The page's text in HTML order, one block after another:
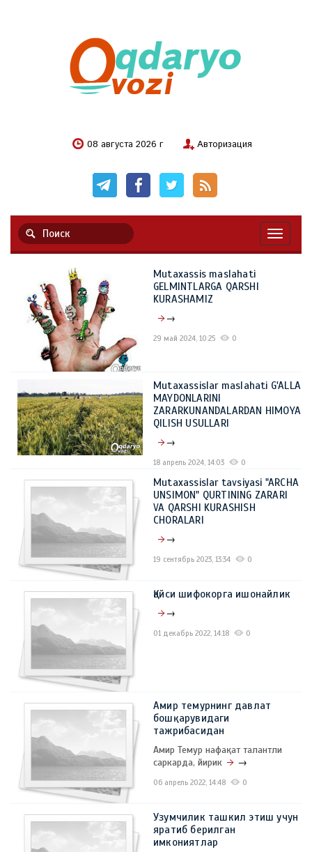
08 августа 2026 г Авторизация
Mutaxassis maslahati
GELMINTLARGA QARSHI
KURASHAMIZ
→
29 май 2024, 10:25 0
Mutaxassislar maslahati G'ALLA
MAYDONLARINI
ZARARKUNANDALARDAN HIMOYA
QILISH USULLARI
→
18 апрель 2024, 14:03 0
Mutaxassislar tavsiyasi "ARCHA
UNSIMON" QURTINING ZARARI
VA QARSHI KURASHISH
CHORALARI
→
19 сентябрь 2023, 13:34 0
Қайси шифокорга ишонайлик
→
01 декабрь 2022, 14:18 0
Амир темурнинг давлат
бошқарувидаги
тажрибасидан
Амир Темур нафақат талантли
саркарда, йирик
→
06 апрель 2022, 14:48 0
Узумчилик ташкил этиш учун
яратиб берилган
имкониятлар